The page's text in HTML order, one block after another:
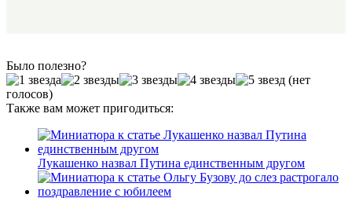
Было полезно?
(нет
голосов)
Также вам может пригодиться:
Лукашенко назвал Путина единственным другом